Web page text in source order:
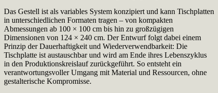
Das Gestell ist als variables System konzipiert und kann Tischplatten
in unterschiedlichen Formaten tragen – von kompakten
Abmessungen ab 100 × 100 cm bis hin zu großzügigen
Dimensionen von 124 × 240 cm. Der Entwurf folgt dabei einem
Prinzip der Dauerhaftigkeit und Wiederverwendbarkeit: Die
Tischplatte ist austauschbar und wird am Ende ihres Lebenszyklus
in den Produktionskreislauf zurückgeführt. So entsteht ein
verantwortungsvoller Umgang mit Material und Ressourcen, ohne
gestalterische Kompromisse.